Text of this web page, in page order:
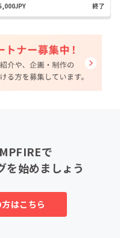
終了
で
を始めましょう
はこちら